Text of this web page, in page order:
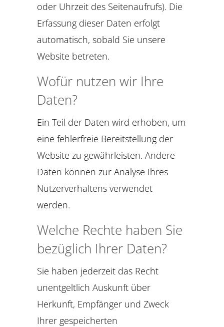
oder Uhrzeit des Seitenaufrufs). Die
Erfassung dieser Daten erfolgt
automatisch, sobald Sie unsere
Website betreten.
Wofür nutzen wir Ihre
Daten?
Ein Teil der Daten wird erhoben, um
eine fehlerfreie Bereitstellung der
Website zu gewährleisten. Andere
Daten können zur Analyse Ihres
Nutzerverhaltens verwendet
werden.
Welche Rechte haben Sie
bezüglich Ihrer Daten?
Sie haben jederzeit das Recht
unentgeltlich Auskunft über
Herkunft, Empfänger und Zweck
Ihrer gespeicherten